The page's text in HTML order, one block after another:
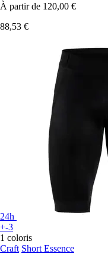
À partir de 120,00 €
88,53 €
24h
+-3
1 coloris
Craft Short Essence